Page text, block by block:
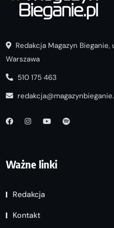
Redakcja Magazyn
Warszawa
510 175 463
Ważne linki
Redakcja
Kontakt